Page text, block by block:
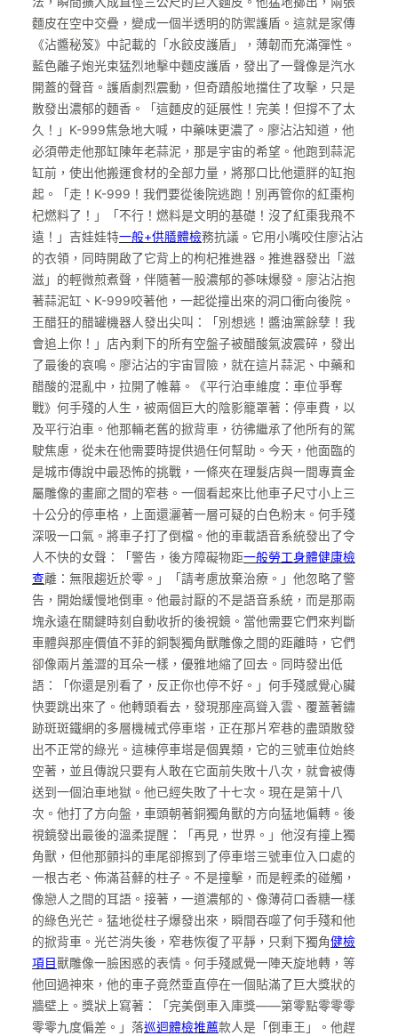
麵皮在空中交疊，變成一個半透明的防禦護盾。這就是家傳
《沾醬秘笈》中記載的「水餃皮護盾」，薄韌而充滿彈性。
藍色離子炮光束猛烈地擊中麵皮護盾，發出了一聲像是汽水
開蓋的聲音。護盾劇烈震動，但奇蹟般地擋住了攻擊，只是
散發出濃郁的麵香。「這麵皮的延展性！完美！但撐不了太
久！」K-999焦急地大喊，中藥味更濃了。廖沾沾知道，他
必須帶走他那缸陳年老蒜泥，那是宇宙的希望。他跑到蒜泥
缸前，使出他搬運食材的全部力量，將那口比他還胖的缸抱
起。「走！K-999！我們要從後院逃跑！別再管你的紅棗枸
杞燃料了！」「不行！燃料是文明的基礎！沒了紅棗我飛不
遠！」吉娃娃特一般+供膳體檢務抗議。它用小嘴咬住廖沾沾
的衣領，同時開啟了它背上的枸杞推進器。推進器發出「滋
滋」的輕微煎煮聲，伴隨著一股濃郁的蔘味爆發。廖沾沾抱
著蒜泥缸、K-999咬著他，一起從撞出來的洞口衝向後院。
王醋狂的醋罐機器人發出尖叫：「別想逃！醬油黨餘孽！我
會追上你！」店內剩下的所有空盤子被醋酸氣波震碎，發出
了最後的哀鳴。廖沾沾的宇宙冒險，就在這片蒜泥、中藥和
醋酸的混亂中，拉開了帷幕。《平行泊車維度：車位爭奪
戰》何手殘的人生，被兩個巨大的陰影籠罩著：停車費，以
及平行泊車。他那輛老舊的掀背車，彷彿繼承了他所有的駕
駛焦慮，從未在他需要時提供過任何幫助。今天，他面臨的
是城市傳說中最恐怖的挑戰，一條夾在理髮店與一間專賣金
屬雕像的畫廊之間的窄巷。一個看起來比他車子尺寸小上三
十公分的停車格，上面還灑著一層可疑的白色粉末。何手殘
深吸一口氣。將車子打了倒檔。他的車載語音系統發出了令
人不快的女聲：「警告，後方障礙物距一般勞工身體健康檢
查離：無限趨近於零。」「請考慮放棄治療。」他忽略了警
告，開始緩慢地倒車。他最討厭的不是語音系統，而是那兩
塊永遠在關鍵時刻自動收折的後視鏡。當他需要它們來判斷
車體與那座價值不菲的銅製獨角獸雕像之間的距離時，它們
卻像兩片羞澀的耳朵一樣，優雅地縮了回去。同時發出低
語：「你還是別看了，反正你也停不好。」何手殘感覺心臟
快要跳出來了。他轉頭看去，發現那座高聳入雲、覆蓋著鏽
跡斑斑鐵網的多層機械式停車塔，正在那片窄巷的盡頭散發
出不正常的綠光。這棟停車塔是個異類，它的三號車位始終
空著，並且傳說只要有人敢在它面前失敗十八次，就會被傳
送到一個泊車地獄。他已經失敗了十七次。現在是第十八
次。他打了方向盤，車頭朝著銅獨角獸的方向猛地偏轉。後
視鏡發出最後的溫柔提醒：「再見，世界。」他沒有撞上獨
角獸，但他那顫抖的車尾卻擦到了停車塔三號車位入口處的
一根古老、佈滿苔蘚的柱子。不是撞擊，而是輕柔的碰觸，
像戀人之間的耳語。接著，一道濃郁的、像薄荷口香糖一樣
的綠色光芒。猛地從柱子爆發出來，瞬間吞噬了何手殘和他
的掀背車。光芒消失後，窄巷恢復了平靜，只剩下獨角健檢
項目獸雕像一臉困惑的表情。何手殘感覺一陣天旋地轉，等
他回過神來，他的車子竟然垂直停在一個貼滿了巨大獎狀的
牆壁上。獎狀上寫著：「完美倒車入庫獎——第零點零零零
零零九度偏差。」落巡迴體檢推薦款人是「倒車王」。他趕